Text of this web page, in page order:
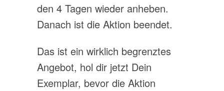
den 4 Tagen wieder anheben.
Danach ist die Aktion beendet.
Das ist ein wirklich begrenztes
Angebot, hol dir jetzt Dein
Exemplar, bevor die Aktion